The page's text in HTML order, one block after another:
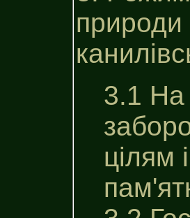
природи
3.1 На
цілям